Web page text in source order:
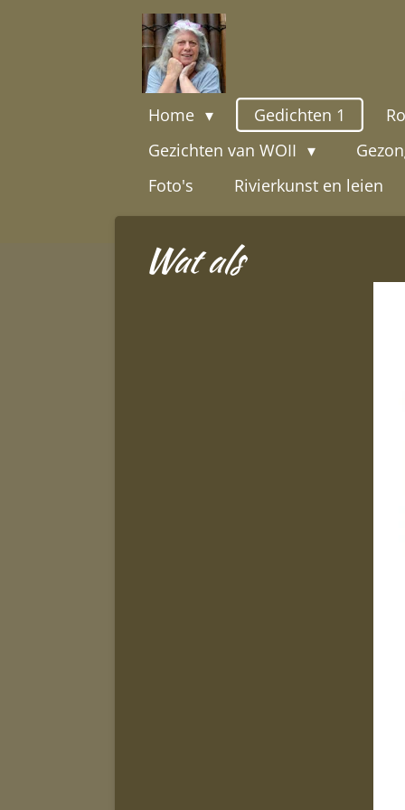
Home Gedichten 1
Gezichten van WOII
Foto's
Rivierkunst en leien
Wat als